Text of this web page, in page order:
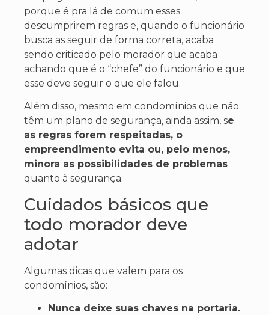
porque é pra lá de comum esses
descumprirem regras e, quando o funcionário
busca as seguir de forma correta, acaba
sendo criticado pelo morador que acaba
achando que é o “chefe” do funcionário e que
esse deve seguir o que ele falou.
Além disso, mesmo em condomínios que não
têm um plano de segurança, ainda assim, se
as regras forem respeitadas, o
empreendimento evita ou, pelo menos,
minora as possibilidades de problemas
quanto à segurança.
Cuidados básicos que
todo morador deve
adotar
Algumas dicas que valem para os
condomínios, são:
Nunca deixe suas chaves na portaria.